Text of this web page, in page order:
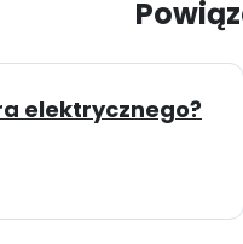
elektrycznego?